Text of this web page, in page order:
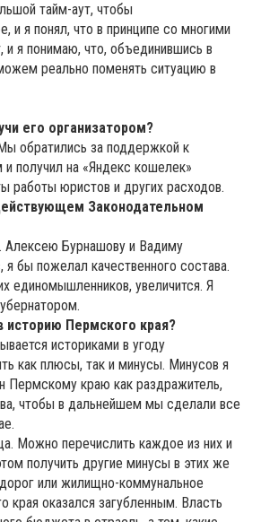
тайм-аут, чтобы
и я понял, что в принципе со многими
и я понимаю, что, объединившись в
реально поменять ситуацию в
его организатором?
обратились за поддержкой к
получил на «Яндекс кошелек»
работы юристов и других расходов.
Законодательном
Алексею Бурнашову и Вадиму
бы пожелал качественного состава.
единомышленников, увеличится. Я
историю Пермского края?
историками в угоду
как плюсы, так и минусы. Минусов я
Пермскому краю как раздражитель,
чтобы в дальнейшем мы сделали все
Можно перечислить каждое из них и
получить другие минусы в этих же
или жилищно-коммунальное
оказался загубленным. Власть